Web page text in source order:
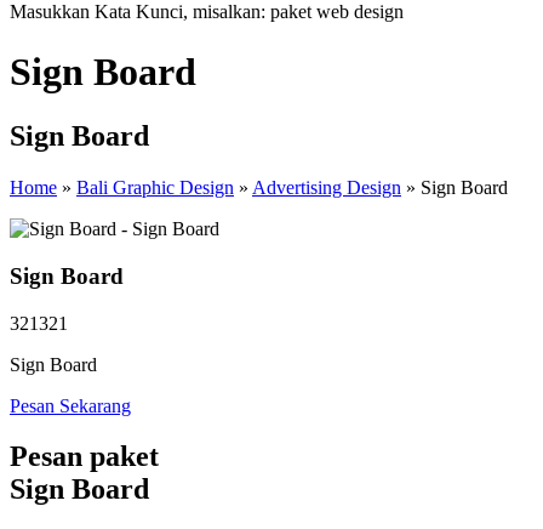
Masukkan Kata Kunci, misalkan: paket web design
Sign Board
Sign Board
Home » Bali Graphic Design » Advertising Design » Sign Board
Sign Board
321321
Sign Board
Pesan Sekarang
Pesan paket
Sign Board